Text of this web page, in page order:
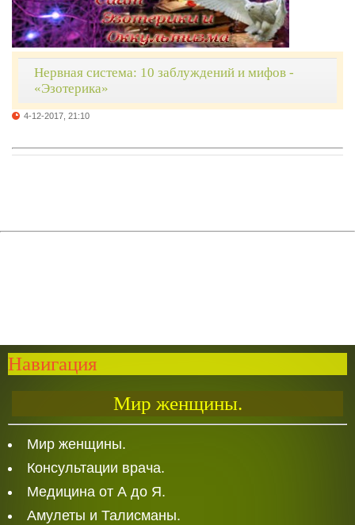
Нервная система: 10 заблуждений и мифов -
«Эзотерика»
4-12-2017, 21:10
Навигация
Мир женщины.
Мир женщины.
Консультации врача.
Медицина от А до Я.
Амулеты и Талисманы.